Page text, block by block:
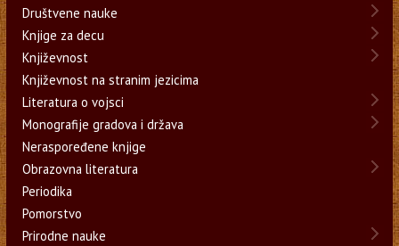
Društvene nauke
Knjige za decu
Književnost
Književnost na stranim jezicima
Literatura o vojsci
Monografije gradova i država
Neraspoređene knjige
Obrazovna literatura
Periodika
Pomorstvo
Prirodne nauke